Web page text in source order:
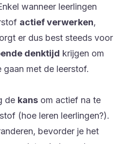
wanneer leerlingen
actief verwerken,
er dus best steeds voor
denktijd krijgen om
met de leerstof.
de kans om actief na te
(hoe leren leerlingen?).
bevorder je het